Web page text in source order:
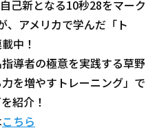
己新となる10秒28をマーク
、アメリカで学んだ「ト
中！
導者の極意を実践する草野
を増やすトレーニング」で
紹介！
こちら